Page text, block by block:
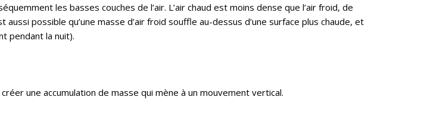
les basses couches de l’air. L’air chaud est moins dense que l’air froid, de
aussi possible qu’une masse d’air froid souffle au-dessus d’une surface plus chaude, et
pendant la nuit).
une accumulation de masse qui mène à un mouvement vertical.